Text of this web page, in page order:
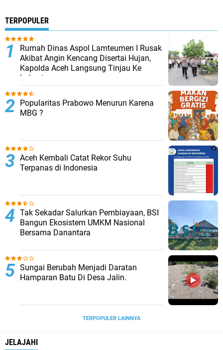
TERPOPULER
Rumah Dinas Aspol Lamteumen I Rusak
Akibat Angin Kencang Disertai Hujan,
Kapolda Aceh Langsung Tinjau Ke
Lokasi
Popularitas Prabowo Menurun Karena
MBG ?
Aceh Kembali Catat Rekor Suhu
Terpanas di Indonesia
Tak Sekadar Salurkan Pembiayaan, BSI
Bangun Ekosistem UMKM Nasional
Bersama Danantara
Sungai Berubah Menjadi Daratan
Hamparan Batu Di Desa Jalin.
TERPOPULER LAINNYA
JELAJAHI